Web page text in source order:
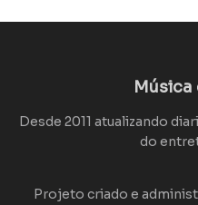
Música
Desde 2011 atualizando
do
Projeto criado e